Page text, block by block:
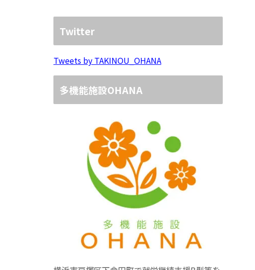
Twitter
Tweets by TAKINOU_OHANA
多機能施設OHANA